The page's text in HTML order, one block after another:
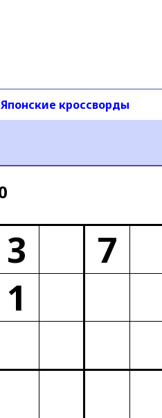
Японские кроссворды
3
7
1